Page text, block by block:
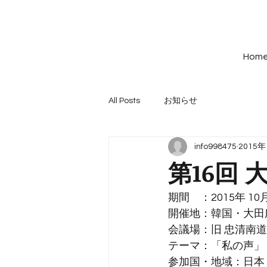
All Posts お知らせ
第16回
info998475 2015
期間　：2015年 10
開催地：韓国・大
会議場：旧 忠清南
テーマ：「私の声」
参加国・地域：日